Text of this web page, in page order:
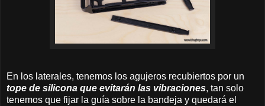
En los laterales, tenemos los agujeros recubiertos por un
tope de silicona que evitarán las vibraciones, tan solo
tenemos que fijar la guía sobre la bandeja y quedará el